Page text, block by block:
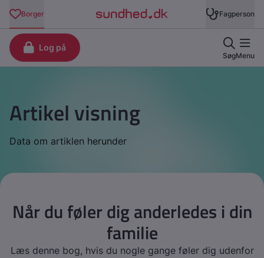
Artikel visning
Data om artiklen herunder
Når du føler dig anderledes i din
familie
Læs denne bog, hvis du nogle gange føler dig udenfor